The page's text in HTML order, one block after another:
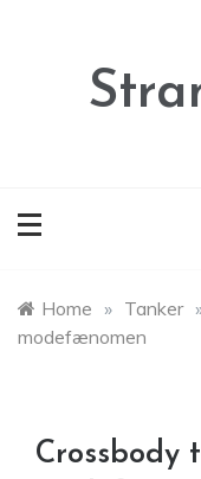
Home » Tanker
modefænomen
Crossbody